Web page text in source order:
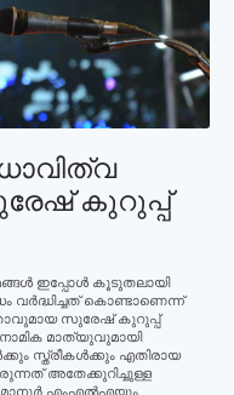
കുറുപ്പ്
ഇപ്പോള്‍ കൂടുതലായി
കൊണ്ടാണെന്ന്
സുരേഷ് കുറുപ്പ്
മാത്യുവുമായി
സ്ത്രീകള്‍ക്കും എതിരായ
അതേക്കുറിച്ചുള്ള
എംഎല്‍എയും